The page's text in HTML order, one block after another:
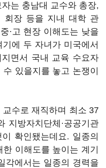
는 충남대 교수와 총장,
회장 등을 지내 대학 관
·고 현장 이해도는 낮을
에 두 자녀가 미국에서
면서 국내 교육 수요자
있을지를 놓고 논쟁이
수로 재직하며 최소 37
지방자치단체·공공기관
확인됐는데요. 일종의
이해도를 높이는 계기
각에서는 일종의 경력을